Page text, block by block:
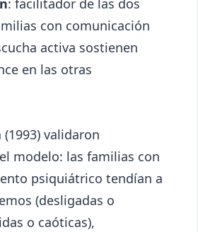
: facilitador de las dos
con comunicación
activa sostienen
en las otras
validaron
modelo: las familias con
psiquiátrico tendían a
(desligadas o
o caóticas),